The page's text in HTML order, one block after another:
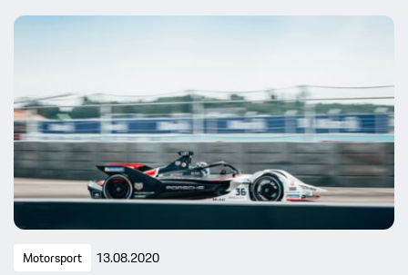
Motorsport 13.08.2020